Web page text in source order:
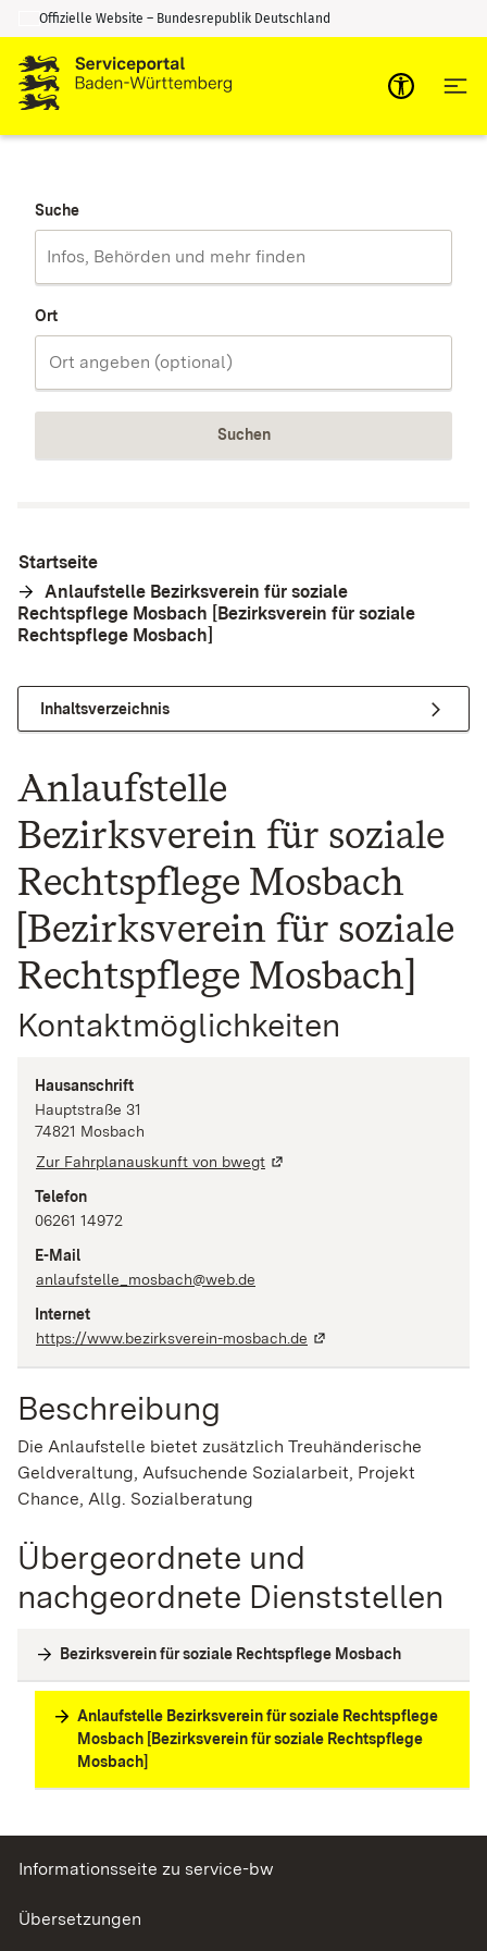
Zum Inhalt springen
Zur Suche springen
Offizielle Website – Bundesrepublik Deutschland
Suche
Ort
Suchen
Startseite
Anlaufstelle Bezirksverein für soziale
Rechtspflege Mosbach [Bezirksverein für soziale
Rechtspflege Mosbach]
Inhaltsverzeichnis
Anlaufstelle
Bezirksverein für soziale
Rechtspflege Mosbach
[Bezirksverein für soziale
Rechtspflege Mosbach]
Kontaktmöglichkeiten
Hausanschrift
Hauptstraße 31
74821 Mosbach
Zur Fahrplanauskunft von bwegt
Telefon
06261 14972
E-Mail
anlaufstelle_mosbach@web.de
Internet
https://www.bezirksverein-mosbach.de
Beschreibung
Die Anlaufstelle bietet zusätzlich Treuhänderische
Geldveraltung, Aufsuchende Sozialarbeit, Projekt
Chance, Allg. Sozialberatung
Übergeordnete und
nachgeordnete Dienststellen
Bezirksverein für soziale Rechtspflege Mosbach
Anlaufstelle Bezirksverein für soziale Rechtspflege
Mosbach [Bezirksverein für soziale Rechtspflege
Mosbach]
Informationsseite zu service-bw
Übersetzungen